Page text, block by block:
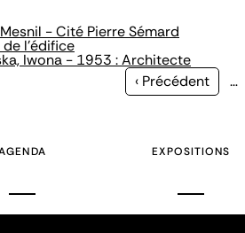
- Cité Pierre Sémard
l'édifice
Iwona - 1953 : Architecte
Page
‹ Précédent …
EXPOSITIONS